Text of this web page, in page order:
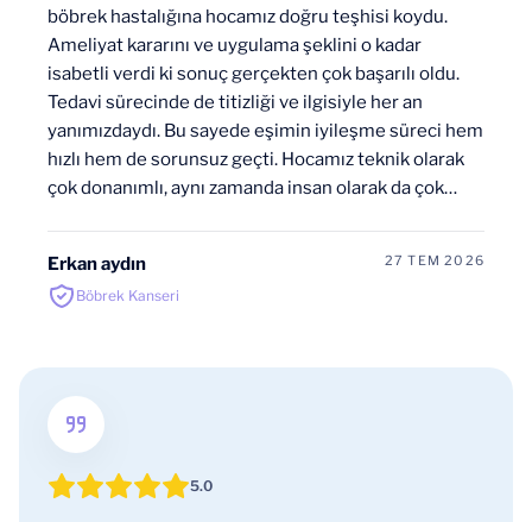
böbrek hastalığına hocamız doğru teşhisi koydu.
Ameliyat kararını ve uygulama şeklini o kadar
isabetli verdi ki sonuç gerçekten çok başarılı oldu.
Tedavi sürecinde de titizliği ve ilgisiyle her an
yanımızdaydı. Bu sayede eşimin iyileşme süreci hem
hızlı hem de sorunsuz geçti. Hocamız teknik olarak
çok donanımlı, aynı zamanda insan olarak da çok
şekilde ilgili ve sabırlıydı. Sürekli bizi bilgilendirip
motive ettiler. Hepsine ayrı ayrı teşekkür ederiz.
şans."
Erkan aydın
Böbrek Kanseri
27 TEM 2026
5.0